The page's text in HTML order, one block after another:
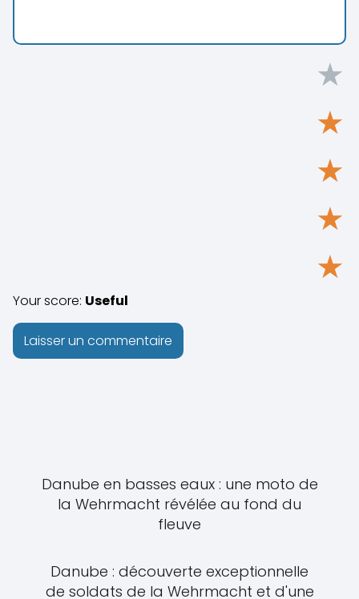
★
★
★
★
★
Your score: Useful
Danube en basses eaux : une moto de
la Wehrmacht révélée au fond du
fleuve
Danube : découverte exceptionnelle
de soldats de la Wehrmacht et d'une